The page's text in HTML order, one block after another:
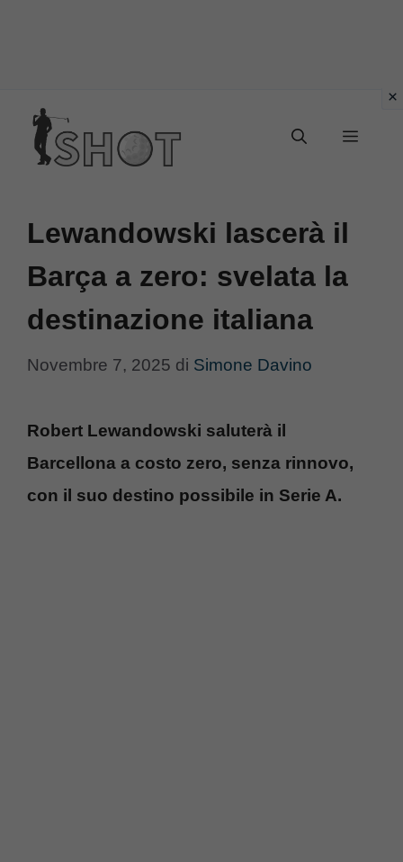
contenuto
Menu
Lewandowski lascerà il
Barça a zero: svelata la
destinazione italiana
Novembre 7, 2025 di Simone Davino
Robert Lewandowski saluterà il
Barcellona a costo zero, senza rinnovo,
con il suo destino possibile in Serie A.